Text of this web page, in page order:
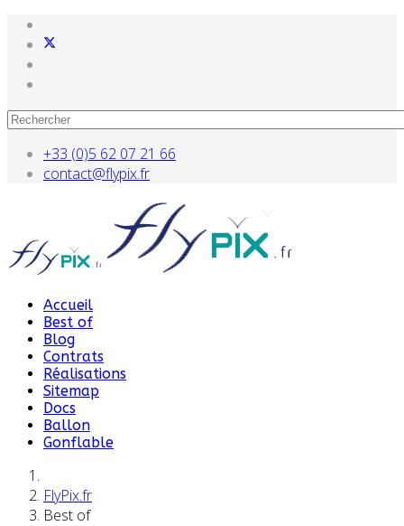
+33 (0)5 62 07 21 66
contact@flypix.fr
Accueil
Best of
Blog
Contrats
Réalisations
Sitemap
Docs
Ballon
Gonflable
FlyPix.fr
Best of